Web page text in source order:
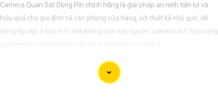
Camera Quan Sát Dùng Pin chính hãng là giải pháp an ninh tiện lợi và
hiệu quả cho gia đình và văn phòng cửa hàng, với thiết kế nhỏ gọn, dễ
dàng lắp đặt ở mọi vị trí mà không cần dây nguồn, camera tích hợp công